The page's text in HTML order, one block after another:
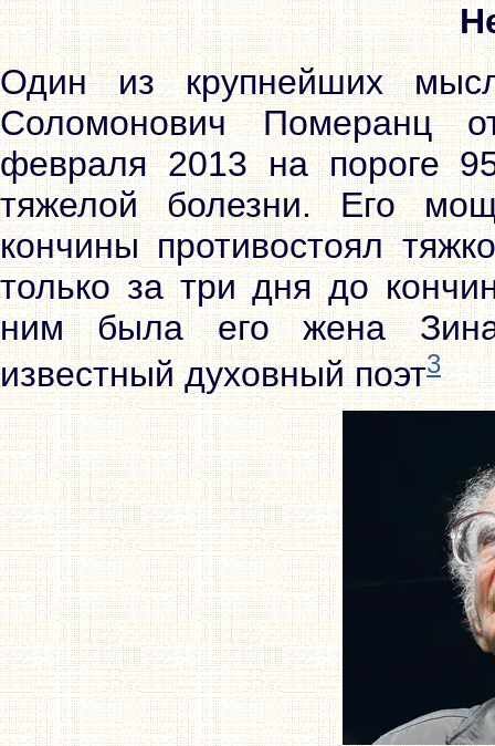
Один из крупнейших
Соломонович Померанц
февраля 2013 на пороге
тяжелой болезни. Его
кончины противостоял
только за три дня до
ним была его жена
известный духовный поэт3